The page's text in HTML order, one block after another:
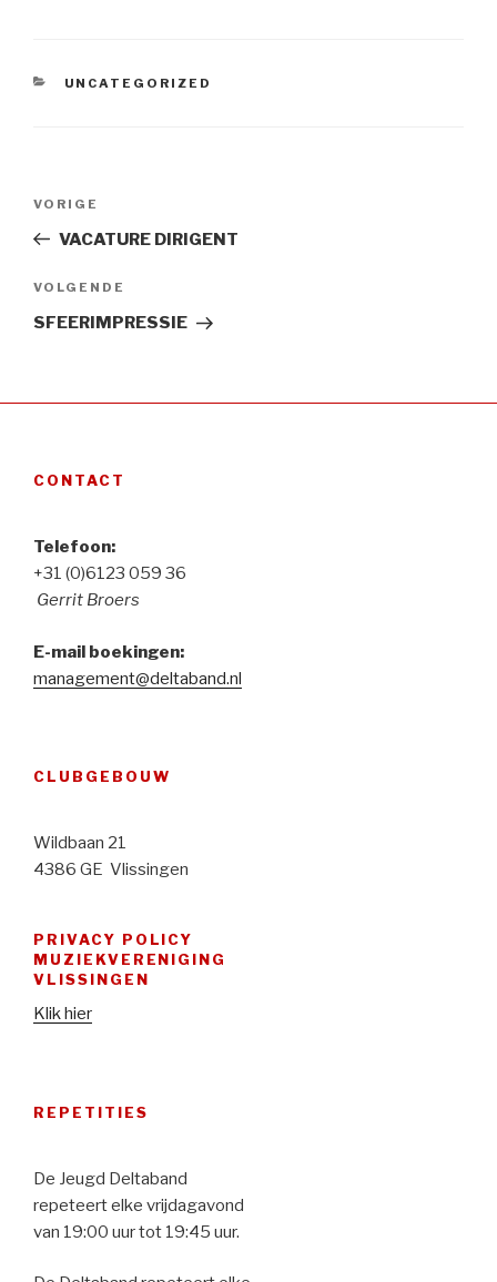
CATEGORIEËN
UNCATEGORIZED
Vorig
bericht
VORIGE
VACATURE DIRIGENT
Volgend
Bericht
VOLGENDE
SFEERIMPRESSIE
CONTACT
Telefoon:
+31 (0)6123 059 36
Gerrit Broers
E-mail boekingen:
management@deltaband.nl
CLUBGEBOUW
Wildbaan 21
4386 GE Vlissingen
PRIVACY POLICY
MUZIEKVERENIGING
VLISSINGEN
Klik hier
REPETITIES
De Jeugd Deltaband
repeteert elke vrijdagavond
van 19:00 uur tot 19:45 uur.